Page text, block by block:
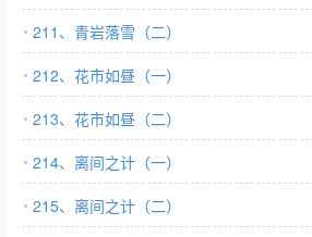
211、青岩落雪（二）
212、花市如昼（一）
213、花市如昼（二）
214、离间之计（一）
215、离间之计（二）